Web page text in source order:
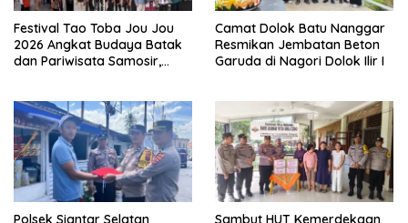
Festival Tao Toba Jou Jou
2026 Angkat Budaya Batak
dan Pariwisata Samosir,
Camat Dolok Batu Nanggar
Resmikan Jembatan Beton
Garuda di Nagori Dolok Ilir I
Polsek Siantar Selatan
Sambut HUT Kemerdekaan